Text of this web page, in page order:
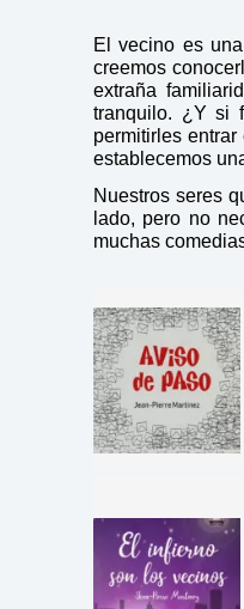
El vecino es
creemos
extraña
tranquilo. ¿Y si
permitirles
establecemos
Nuestros seres
lado, pero no
muchas